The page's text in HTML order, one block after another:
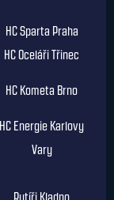
HC Sparta Praha
HC Oceláři Třinec
HC Kometa Brno
HC Energie Karlovy
Vary